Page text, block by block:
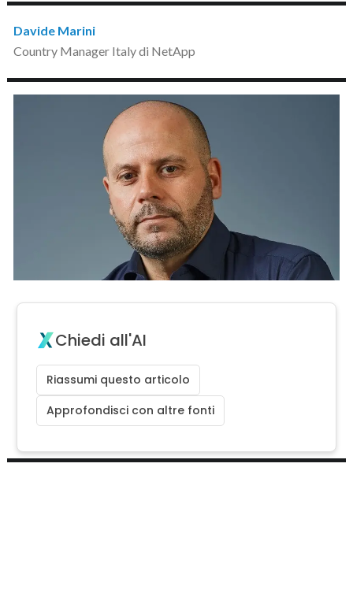
Davide Marini
Country Manager Italy di NetApp
Chiedi all'AI
Riassumi questo articolo
Approfondisci con altre fonti